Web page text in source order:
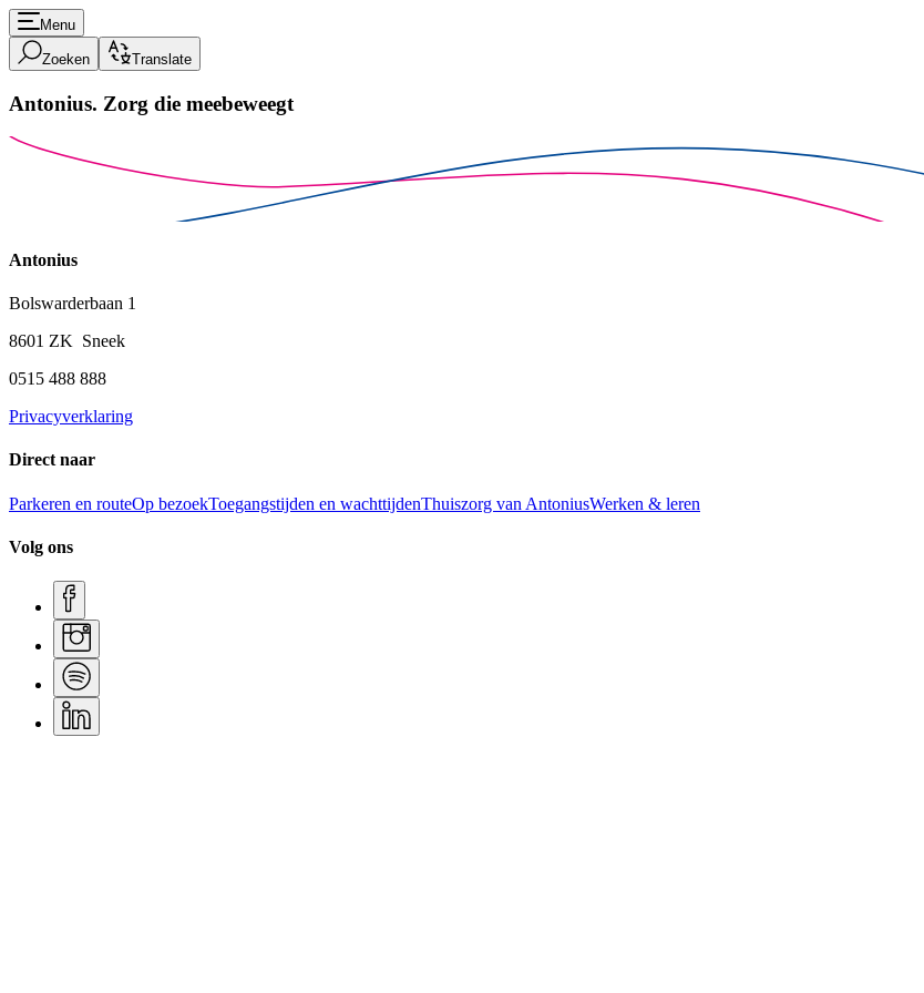
Menu
Zoeken Translate
Antonius. Zorg die meebeweegt
Antonius
Bolswarderbaan 1
8601 ZK Sneek
0515 488 888
Privacyverklaring
Direct naar
Parkeren en routeOp bezoekToegangstijden en wachttijdenThuiszorg van AntoniusWerken & leren
Volg ons